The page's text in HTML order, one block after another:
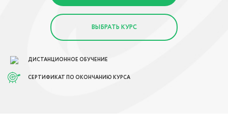
ВЫБРАТЬ КУРС
ДИСТАНЦИОННОЕ ОБУЧЕНИЕ
СЕРТИФИКАТ ПО ОКОНЧАНИЮ КУРСА